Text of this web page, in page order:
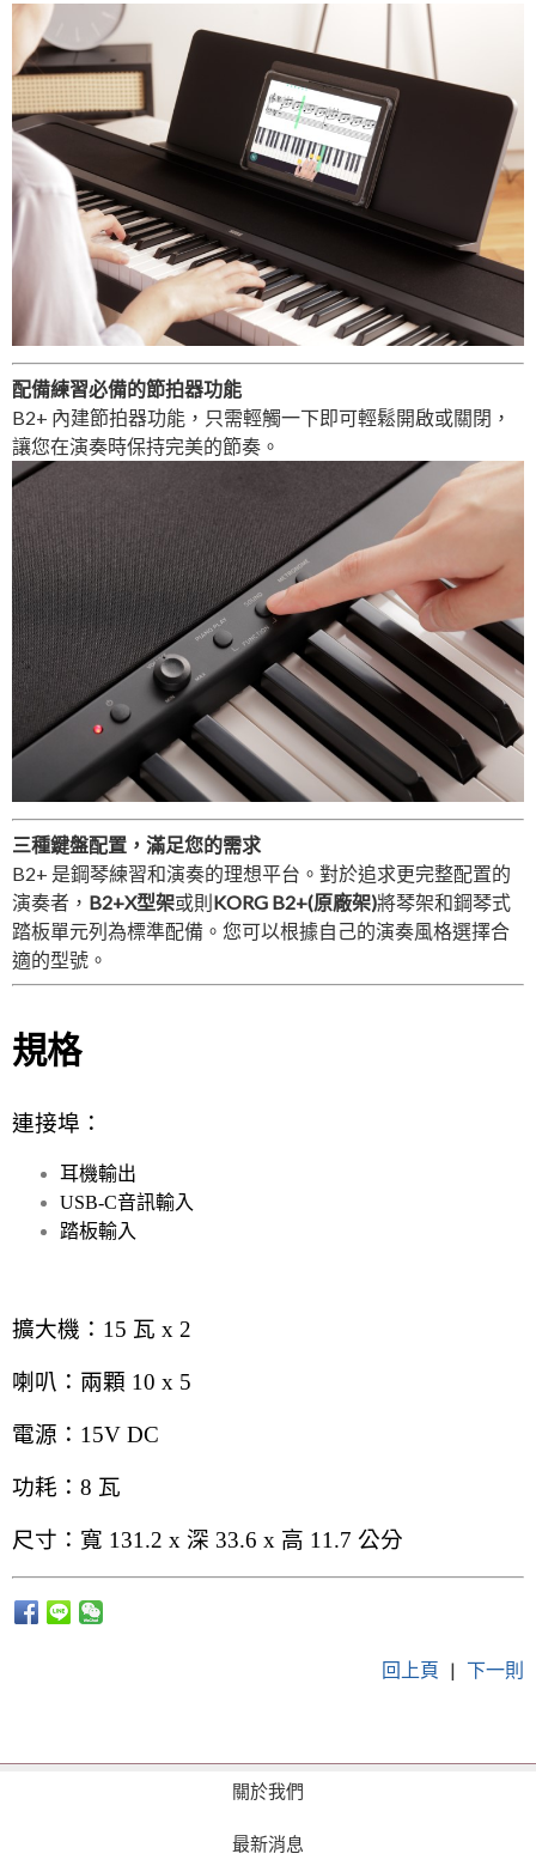
配備練習必備的節拍器功能
B2+ 內建節拍器功能，只需輕觸一下即可輕鬆開啟或關閉，
讓您在演奏時保持完美的節奏。
三種鍵盤配置，滿足您的需求
B2+ 是鋼琴練習和演奏的理想平台。對於追求更完整配置的
演奏者， B2+X型架或則KORG B2+(原廠架)將琴架和鋼琴式
踏板單元列為標準配備。您可以根據自己的演奏風格選擇合
適的型號。
規格
連接埠：
耳機輸出
USB-C音訊輸入
踏板輸入
擴大機：15 瓦 x 2
喇叭：兩顆 10 x 5
電源：15V DC
功耗：8 瓦
尺寸：寬 131.2 x 深 33.6 x 高 11.7 公分
回上頁 | 下一則
關於我們
最新消息